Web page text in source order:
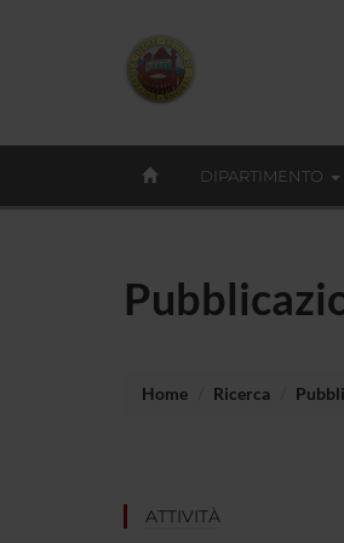
DIPARTIMENTO
Home Ricerca
ATTIVITÀ